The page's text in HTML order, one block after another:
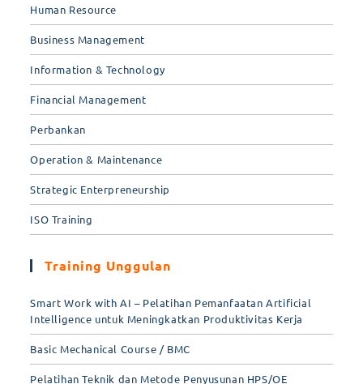
Human Resource
Business Management
Information & Technology
Financial Management
Perbankan
Operation & Maintenance
Strategic Enterpreneurship
ISO Training
Training Unggulan
Smart Work with AI – Pelatihan Pemanfaatan Artificial
Intelligence untuk Meningkatkan Produktivitas Kerja
Basic Mechanical Course / BMC
Pelatihan Teknik dan Metode Penyusunan HPS/OE